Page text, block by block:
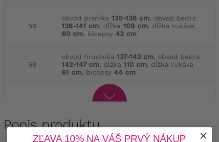
56
obvod prsníka 130-136 cm, obvod bedra
136-141 cm, dĺžka 109 cm, dĺžka rukáva
60 cm, bicepsy 42 cm
58
obvod hrudníka 137-143 cm, obvod bedra
142-147 cm, dĺžka 110 cm, dĺžka rukáva
61 cm, bicepsy 44 cm
Popis produktu
ZĽAVA 10% NA VÁŠ PRVÝ NÁKUP